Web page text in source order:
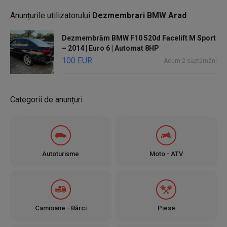
Anunțurile utilizatorului Dezmembrari BMW Arad
Dezmembrăm BMW F10 520d Facelift M Sport
– 2014 | Euro 6 | Automat 8HP
100 EUR Acum 2 săptămâni
Categorii de anunțuri
Autoturisme Moto - ATV
Camioane - Bărci Piese